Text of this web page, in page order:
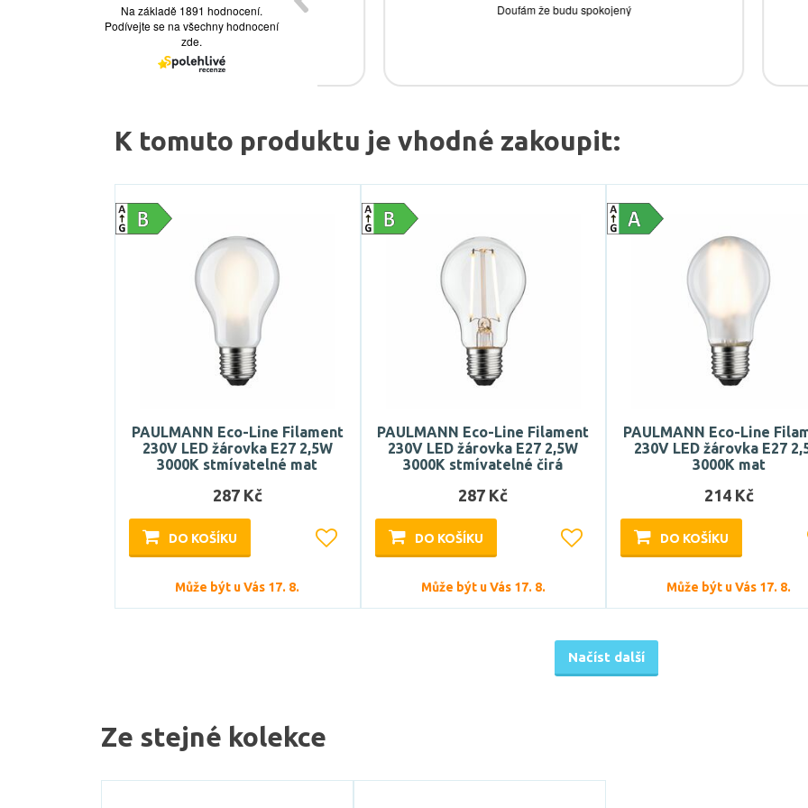
K tomuto produktu je vhodné zakoupit:
PAULMANN Eco-Line Filament
230V LED žárovka E27 2,5W
3000K stmívatelné mat
287 Kč
DO KOŠÍKU
Může být u Vás 17. 8.
PAULMANN Eco-Line Filament
230V LED žárovka E27 2,5W
3000K stmívatelné čirá
287 Kč
DO KOŠÍKU
Může být u Vás 17. 8.
PAULMANN Eco-Line
230V LED žárovka E27
3000K mat
214 Kč
DO KOŠÍKU
Může být u Vás 17. 8.
Načíst další
Ze stejné kolekce